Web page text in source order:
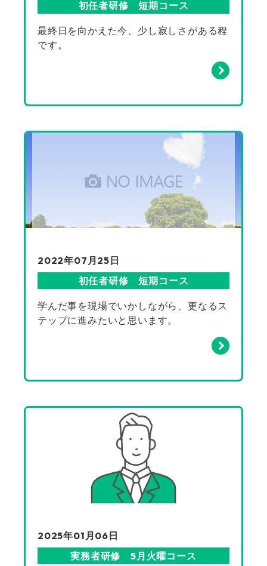
初任者研修 短期コース
最終日を向かえた今、少し寂しさがある程
です。
2022年07月25日
初任者研修 短期コース
学んだ事を現場でいかしながら、更なるス
テップに進みたいと思います。
2025年01月06日
実務者研修 5月火曜コース